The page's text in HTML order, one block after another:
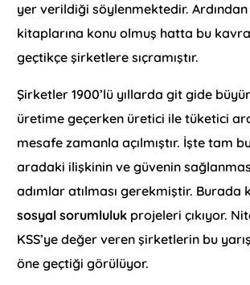
yer verildiği söylenmektedir.
kitaplarına konu olmuş hatta bu
geçtikçe şirketlere sıçramıştır.
Şirketler 1900’lü yıllarda git gide
üretime geçerken üretici ile tüketici
mesafe zamanla açılmıştır. İşte tam
aradaki ilişkinin ve güvenin
adımlar atılması gerekmiştir. Burada
sosyal sorumluluk projeleri çıkıyor.
KSS’ye değer veren şirketlerin bu
öne geçtiği görülüyor.